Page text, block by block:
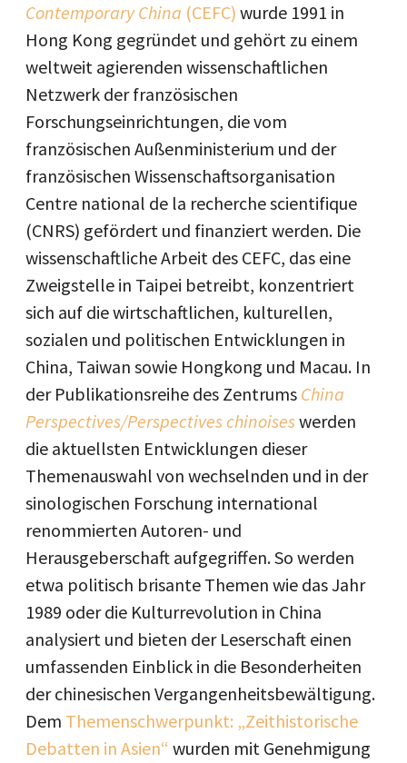
Contemporary China (CEFC) wurde 1991 in
Hong Kong gegründet und gehört zu einem
weltweit agierenden wissenschaftlichen
Netzwerk der französischen
Forschungseinrichtungen, die vom
französischen Außenministerium und der
französischen Wissenschaftsorganisation
Centre national de la recherche scientifique
(CNRS) gefördert und finanziert werden. Die
wissenschaftliche Arbeit des CEFC, das eine
Zweigstelle in Taipei betreibt, konzentriert
sich auf die wirtschaftlichen, kulturellen,
sozialen und politischen Entwicklungen in
China, Taiwan sowie Hongkong und Macau. In
der Publikationsreihe des Zentrums China
Perspectives/Perspectives chinoiseswerden
die aktuellsten Entwicklungen dieser
Themenauswahl von wechselnden und in der
sinologischen Forschung international
renommierten Autoren- und
Herausgeberschaft aufgegriffen. So werden
etwa politisch brisante Themen wie das Jahr
1989 oder die Kulturrevolution in China
analysiert und bieten der Leserschaft einen
umfassenden Einblick in die Besonderheiten
der chinesischen Vergangenheitsbewältigung.
Dem Themenschwerpunkt: „Zeithistorische
Debatten in Asien“ wurden mit Genehmigung